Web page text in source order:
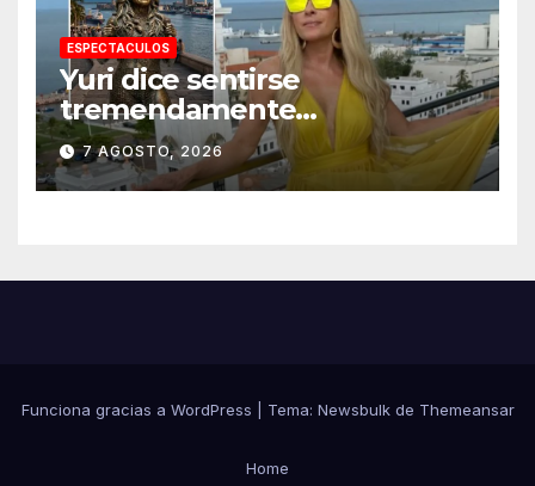
ESPECTACULOS
Yuri dice sentirse
tremendamente
emocionada sobre su estatua
que le harán en Veracruz
7 AGOSTO, 2026
Funciona gracias a WordPress Tema: Newsbulkde Themeansar
Home